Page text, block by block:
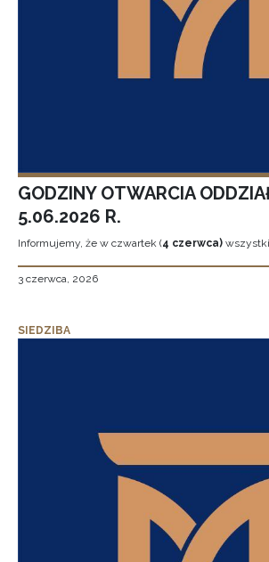
GODZINY OTWARCIA
5.06.2026 R.
Informujemy, że w czwartek (4 czerwca)
3 czerwca, 2026
SIEDZIBA